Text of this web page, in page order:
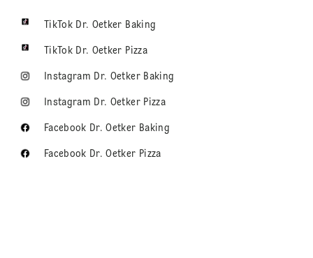
TikTok Dr. Oetker Baking
TikTok Dr. Oetker Pizza
Instagram Dr. Oetker Baking
Instagram Dr. Oetker Pizza
Facebook Dr. Oetker Baking
Facebook Dr. Oetker Pizza